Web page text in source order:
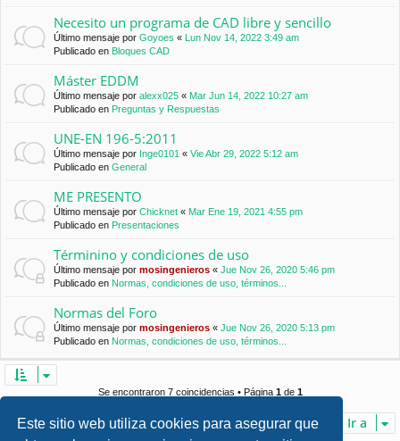
Este sitio web utiliza cookies para asegurar que
Necesito un programa de CAD libre y sencillo
Último mensaje por Goyoes «
Lun Nov 14, 2022 3:49 am
Publicado en Bloques CAD
Máster EDDM
Último mensaje por alexx025 « Mar Jun 14, 2022 10:27 am
Publicado en Preguntas y Respuestas
UNE-EN 196-5:2011
Último mensaje por Inge0101 « Vie Abr 29, 2022 5:12 am
Publicado en General
ME PRESENTO
Último mensaje por Chicknet « Mar Ene 19, 2021 4:55 pm
Publicado en Presentaciones
Términino y condiciones de uso
Último mensaje por mosingenieros « Jue Nov 26, 2020 5:46 pm
Publicado en Normas, condiciones de uso, términos...
Normas del Foro
Último mensaje por mosingenieros « Jue Nov 26, 2020 5:13 pm
Publicado en Normas, condiciones de uso, términos...
Se encontraron 7 coincidencias • Página 1de 1
Ir a